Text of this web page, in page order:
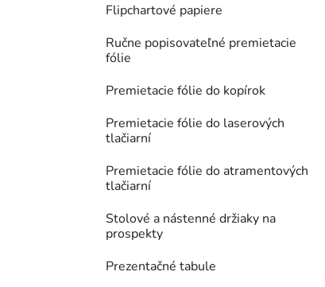
Flipchartové papiere
Ručne popisovateľné premietacie
fólie
Premietacie fólie do kopírok
Premietacie fólie do laserových
tlačiarní
Premietacie fólie do atramentových
tlačiarní
Stolové a nástenné držiaky na
prospekty
Prezentačné tabule